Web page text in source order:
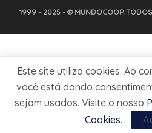
1999 - 2025 - © MUNDOCOOP.
Este site utiliza cookies. Ao
você está dando
sejam usados. Visite o nosso
Cookies.